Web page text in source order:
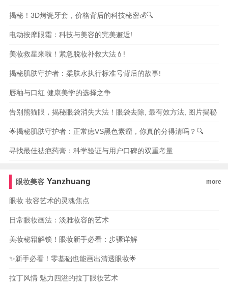
揭秘！3D烤瓷牙套，价格背后的科技秘密💰🔍
电动按摩眼霜：科技与美容的完美邂逅!
美妆救星来啦！紧急脱妆补救大法💄!
揭秘肌肤守护者：柔肤水执行标准号背后的故事!
唇釉与口红 健康美学的选择之争
告别熊猫眼，揭秘眼袋消失大法！眼袋去除, 最有效方法, 图片揭秘
🌟揭秘肌肤守护者：正常痣VS黑色素瘤，你真的分得清吗？🔍
寻找最佳祛疤药膏：科学验证与用户口碑的双重考量
眼妆美容 Yanzhuang more
眼妆 妆容艺术的灵魂焦点
日常眼妆画法：淡雅妆容的艺术
美妆秘籍解锁！眼妆新手必看：步骤详解
✨新手必看！零基础也能画出清透眼妆🌟
拉丁风情 魅力四溢的拉丁眼妆艺术